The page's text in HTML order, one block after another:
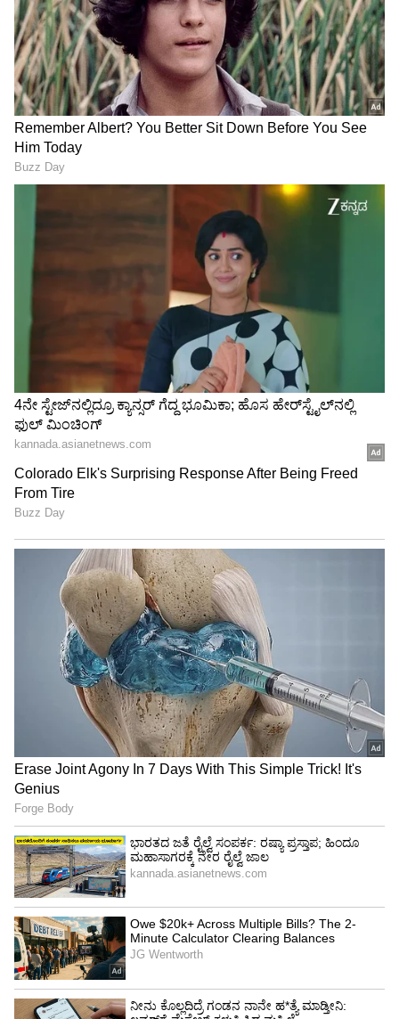
Related Articles
ಸರ್ಕಾರಿ ಆಸ್ಪತ್ರೆಗಳ 7,045 ಗುತ್ತಿಗೆ ನೌಕರರ ಸೇವೆ
2025ರವರೆಗೆ ವಿಸ್ತರಣೆ: ಹೆಚ್.ಕೆ. ಪಾಟೀಲ
ಕರ್ನಾಟಕದಲ್ಲಿ ಪ್ರಾದೇಶಿಕ ಪಕ್ಷ ಕಟ್ಟುವ ವಿಚಾರವಿದೆ:
ಶಾಸಕ ಬಸನಗೌಡ ಪಾಟೀಲ ಯತ್ನಾಳ
Image Credit : Asianet News
ಮೊದಲು ಮ್ಯಾನೇಜ್ಮೆಂಟ್ ಕೋಟಾ ಮುಗೀಬೇಕು ಆಮೇಲೆ
ಸರ್ಕಾರಿ ಕೋಟಾ ಅಂತಾ ಫೊಸ್ಟ್ ಮಾಡಿದ್ದಾರೆ. ಅಲ್ಲದೇ
ಕಲಿಯುಗದ ಅಧಿಕಾರ ಅಂತಾ ಆಕ್ರೋಶ ಹೊರ ಹಾಕಿದ್ದಾರೆ.
ಸದ್ಯ ಈ ಪೋಸ್ಟ್ ಎಲ್ಲೆಡೆ ಹರಿದಾಡುತ್ತಿದ್ದು, ಮ್ಯಾನೇಜ್ಮೆಂಟ್
ಕೋಟಾದವರು ಯಾರು, ಯಾರು, ಯಾರಿಗೆ ಹಣ ಕೊಟ್ಟಿದ್ದು?
ಎನ್ನುವ ಚರ್ಚೆ ಶುರುವಾಗಿದೆ.